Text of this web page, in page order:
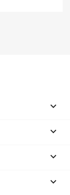



keyboard_arrow_down